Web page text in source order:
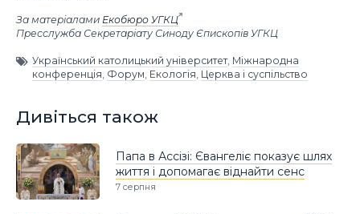
За матеріалами Екобюро УГКЦ
Пресслужба Секретаріату Синоду Єпископів УГКЦ
Український католицький університет, Міжнародна
конференція, Форум, Екологія, Церква і суспільство
Дивіться також
Папа в Ассізі: Євангеліє показує шлях
життя і допомагає віднайти сенс
7 серпня